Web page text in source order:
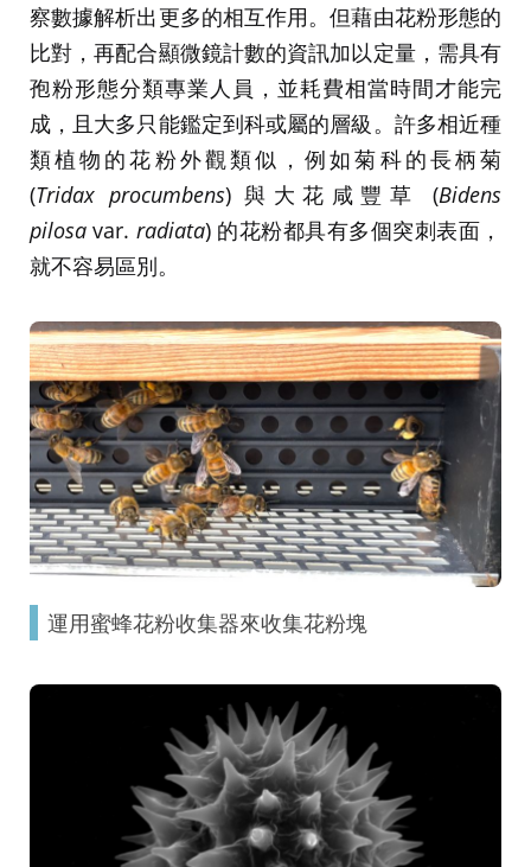
察數據解析出更多的相互作用。但藉由花粉形態的
比對，再配合顯微鏡計數的資訊加以定量，需具有
孢粉形態分類專業人員，並耗費相當時間才能完
成，且大多只能鑑定到科或屬的層級。許多相近種
類植物的花粉外觀類似，例如菊科的長柄菊
(Tridax procumbens) 與大花咸豐草 (Bidens
pilosa var. radiata) 的花粉都具有多個突刺表面，
就不容易區別。
運用蜜蜂花粉收集器來收集花粉塊